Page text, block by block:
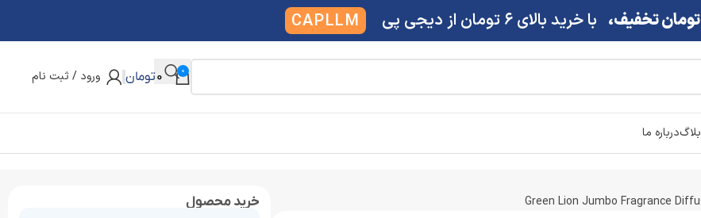
0
0تومان ورود / ثبت نام
بلاگدرباره ما
خرید محصول
با خرید بالای 6 تومان از دیجی پی CAPLLM